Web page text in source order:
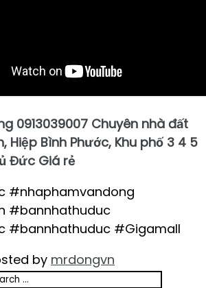
0913039007 Chuyên nhà đất
Hiệp Bình Phước, Khu phố 3 4 5
Đức Giá rẻ
#nhaphamvandong
#bannhathuduc
#bannhathuduc #Gigamall
by mrdongvn